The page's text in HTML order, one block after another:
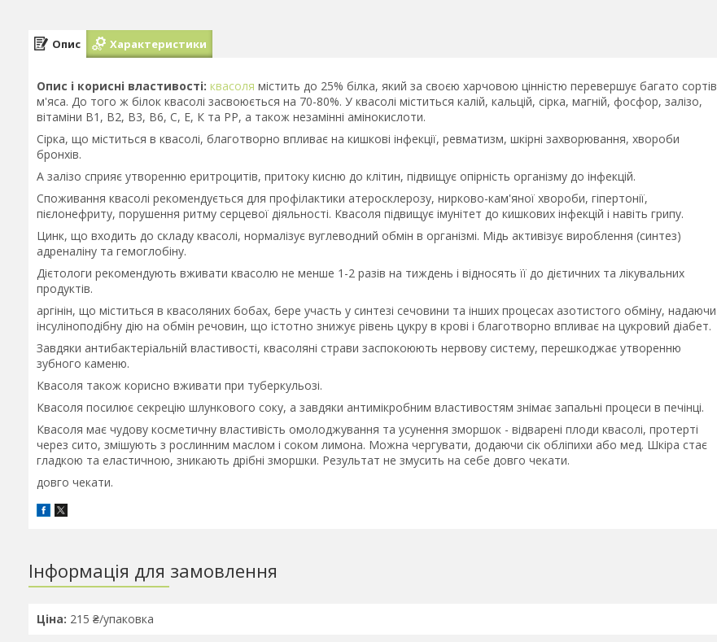
Опис Характеристики
Опис і корисні властивості: квасоля містить до 25% білка, який за своєю харчовою цінністю перевершує багато сортів
м'яса. До того ж білок квасолі засвоюється на 70-80%. У квасолі міститься калій, кальцій, сірка, магній, фосфор, залізо,
вітаміни В1, В2, В3, В6, С, Е, К та РР, а також незамінні амінокислоти.
Сірка, що міститься в квасолі, благотворно впливає на кишкові інфекції, ревматизм, шкірні захворювання, хвороби
бронхів.
А залізо сприяє утворенню еритроцитів, притоку кисню до клітин, підвищує опірність організму до інфекцій.
Споживання квасолі рекомендується для профілактики атеросклерозу, нирково-кам'яної хвороби, гіпертонії,
пієлонефриту, порушення ритму серцевої діяльності. Квасоля підвищує імунітет до кишкових інфекцій і навіть грипу.
Цинк, що входить до складу квасолі, нормалізує вуглеводний обмін в організмі. Мідь активізує вироблення (синтез)
адреналіну та гемоглобіну.
Дієтологи рекомендують вживати квасолю не менше 1-2 разів на тиждень і відносять її до дієтичних та лікувальних
продуктів.
аргінін, що міститься в квасоляних бобах, бере участь у синтезі сечовини та інших процесах азотистого обміну, надаючи
інсуліноподібну дію на обмін речовин, що істотно знижує рівень цукру в крові і благотворно впливає на цукровий діабет.
Завдяки антибактеріальній властивості, квасоляні страви заспокоюють нервову систему, перешкоджає утворенню
зубного каменю.
Квасоля також корисно вживати при туберкульозі.
Квасоля посилює секрецію шлункового соку, а завдяки антимікробним властивостям знімає запальні процеси в печінці.
Квасоля має чудову косметичну властивість омолоджування та усунення зморшок - відварені плоди квасолі, протерті
через сито, змішують з рослинним маслом і соком лимона. Можна чергувати, додаючи сік обліпихи або мед. Шкіра стає
гладкою та еластичною, зникають дрібні зморшки. Результат не змусить на себе довго чекати.
довго чекати.
Інформація для замовлення
Ціна: 215 ₴/упаковка